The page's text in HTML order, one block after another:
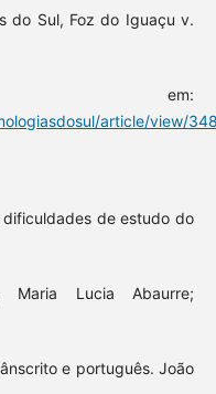
do Sul, Foz do Iguaçu v.
em:
article/view/
dificuldades de estudo do
Maria Lucia Abaurre;
e português. João